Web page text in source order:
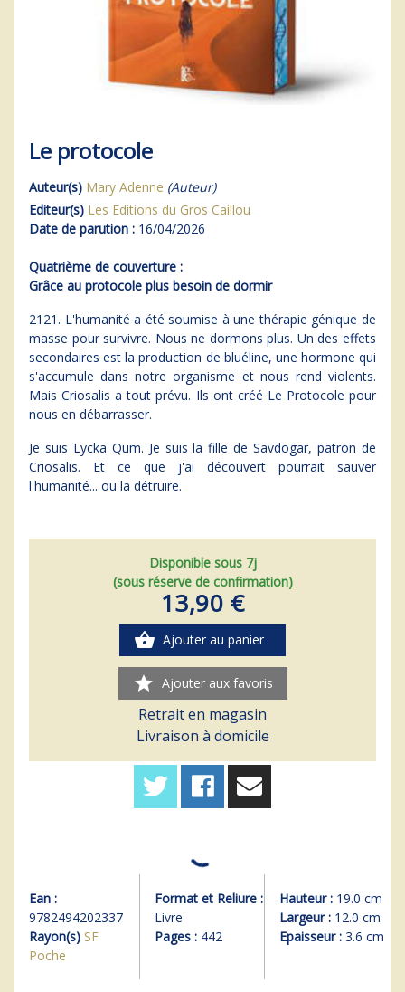
Le protocole
Auteur(s) Mary Adenne (Auteur)
Editeur(s) Les Editions du Gros Caillou
Date de parution : 16/04/2026
Quatrième de couverture :
Grâce au protocole plus besoin de dormir
2121. L'humanité a été soumise à une thérapie génique de
masse pour survivre. Nous ne dormons plus. Un des effets
secondaires est la production de bluéline, une hormone qui
s'accumule dans notre organisme et nous rend violents.
Mais Criosalis a tout prévu. Ils ont créé Le Protocole pour
nous en débarrasser.
Je suis Lycka Qum. Je suis la fille de Savdogar, patron de
Criosalis. Et ce que j'ai découvert pourrait sauver
l'humanité... ou la détruire.
Disponible sous 7j
(sous réserve de confirmation)
13,90 €
shopping_basket Ajouter au panier
star Ajouter aux favoris
Retrait en magasin
Livraison à domicile
Ean :
9782494202337
Rayon(s) SF
Poche
Format et Reliure :
Livre
Pages :442
Hauteur : 19.0 cm
Largeur : 12.0 cm
Epaisseur : 3.6 cm